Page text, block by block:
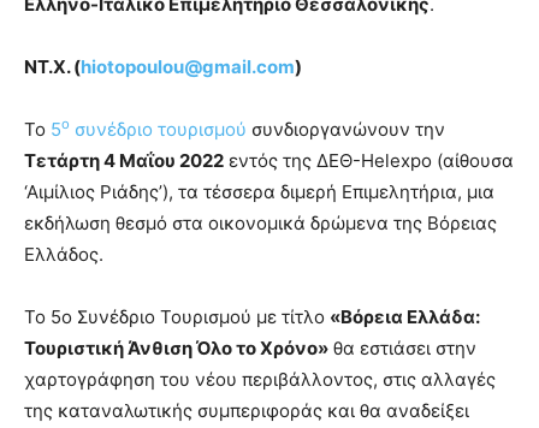
ΝΤ.Χ. (hiotopoulou@gmail.com)
Το 5ο συνέδριο τουρισμού συνδιοργανώνουν την
Τετάρτη 4 Μαΐου 2022 εντός της ΔΕΘ-Helexpo (αίθουσα
‘Αιμίλιος Ριάδης’), τα τέσσερα διμερή Επιμελητήρια, μια
εκδήλωση θεσμό στα οικονομικά δρώμενα της Βόρειας
Ελλάδος.
Το 5ο Συνέδριο Τουρισμού με τίτλο «Βόρεια Ελλάδα:
Τουριστική Άνθιση Όλο το Χρόνο» θα εστιάσει στην
χαρτογράφηση του νέου περιβάλλοντος, στις αλλαγές
της καταναλωτικής συμπεριφοράς και θα αναδείξει